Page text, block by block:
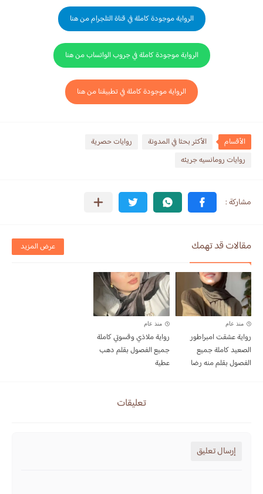
الرواية موجودة كاملة في قناة التلجرام من هنا
الرواية موجودة كاملة في جروب الواتساب من هنا
الرواية موجودة كاملة في تطبيقنا من هنا
الأقسام الأكثر بحثا في المدونة
روايات حصرية
روايات رومانسيه جريئه
مقالات قد تهمك عرض المزيد
منذ عام
رواية عشقت امبراطور
الصعيد كاملة جميع
الفصول بقلم منه رضا
منذ عام
رواية ملاذي وقسوتي كاملة
جميع الفصول بقلم دهب
عطية
تعليقات
إرسال تعليق